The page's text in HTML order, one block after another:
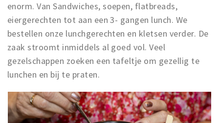
enorm. Van Sandwiches, soepen, flatbreads,
eiergerechten tot aan een 3- gangen lunch. We
bestellen onze lunchgerechten en kletsen verder. De
zaak stroomt inmiddels al goed vol. Veel
gezelschappen zoeken een tafeltje om gezellig te
lunchen en bij te praten.